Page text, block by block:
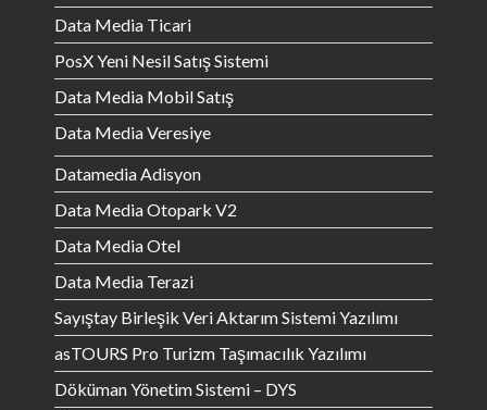
Data Media Ticari
PosX Yeni Nesil Satış Sistemi
Data Media Mobil Satış
Data Media Veresiye
Datamedia Adisyon
Data Media Otopark V2
Data Media Otel
Data Media Terazi
Sayıştay Birleşik Veri Aktarım Sistemi Yazılımı
asTOURS Pro Turizm Taşımacılık Yazılımı
Döküman Yönetim Sistemi – DYS